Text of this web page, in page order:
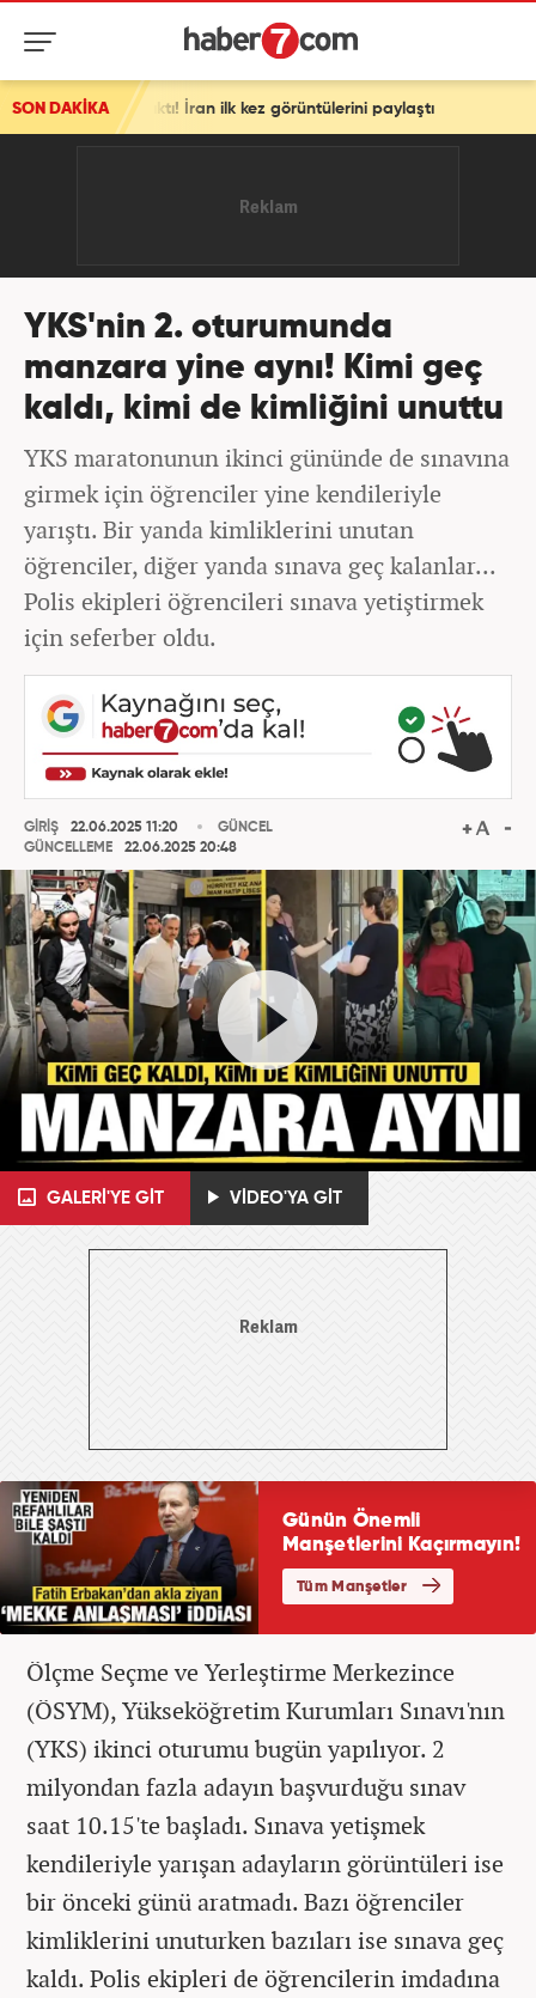
SON DAKİKA
ilk kez görüntülerini paylaştı
YKS'nin 2. oturumunda
manzara yine aynı! Kimi geç
kaldı, kimi de kimliğini unuttu
YKS maratonunun ikinci gününde de sınavına
girmek için öğrenciler yine kendileriyle
yarıştı. Bir yanda kimliklerini unutan
öğrenciler, diğer yanda sınava geç kalanlar...
Polis ekipleri öğrencileri sınava yetiştirmek
için seferber oldu.
GİRİŞ
22.06.2025 11:20
GÜNCELLEME
22.06.2025 20:48
GÜNCEL
GALERİ'YE GİT VİDEO'YA GİT
Ölçme Seçme ve Yerleştirme Merkezince
(ÖSYM), Yükseköğretim Kurumları Sınavı'nın
(YKS) ikinci oturumu bugün yapılıyor. 2
milyondan fazla adayın başvurduğu sınav
saat 10.15'te başladı. Sınava yetişmek
kendileriyle yarışan adayların görüntüleri ise
bir önceki günü aratmadı. Bazı öğrenciler
kimliklerini unuturken bazıları ise sınava geç
kaldı. Polis ekipleri de öğrencilerin imdadına